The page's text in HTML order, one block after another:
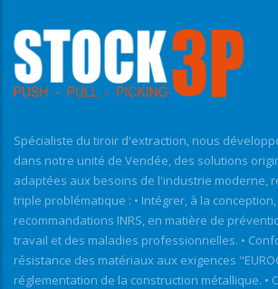
Spécialiste du tiroir d'extraction, nous
dans notre unité de Vendée, des solutions
adaptées aux besoins de l'industrie moderne,
triple problématique : • Intégrer, à la
recommandations INRS, en matière de
travail et des maladies professionnelles. •
résistance des matériaux aux exigences
réglementation de la construction métallique. •